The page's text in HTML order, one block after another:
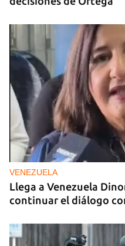
VENEZUELA
Llega a Venezuela
continuar el diálogo